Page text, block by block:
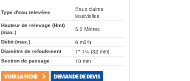
Type d'eau relevées
Eaux claires,
lessivielles
Hauteur de relevage (Hmt)
(max.)
5.3 Mètres
Débit (max.) 6 m3/h
Diamètre de refoulement 1" 1/4 (32 mm)
Section de passage 10 mm
VOIR LA FICHE DEMANDE DE DEVIS